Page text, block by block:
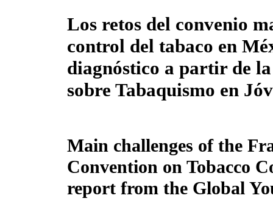
Los retos del convenio
control del tabaco en
diagnóstico a partir de
sobre Tabaquismo en
Main challenges of the
Convention on Tobacco
report from the Global